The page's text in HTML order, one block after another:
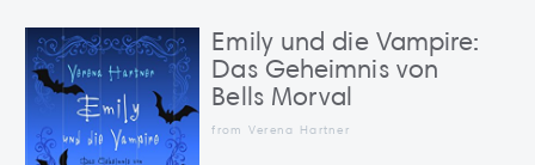
Emily und die Vampire:
Das Geheimnis von
Bells Morval
from Verena Hartner